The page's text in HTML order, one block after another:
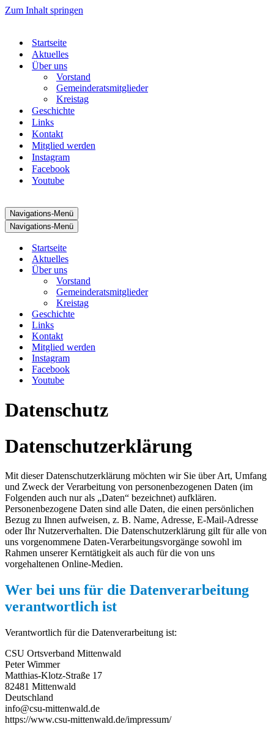
Zum Inhalt springen
Startseite
Aktuelles
Über uns
Vorstand
Gemeinderatsmitglieder
Kreistag
Geschichte
Links
Kontakt
Mitglied werden
Instagram
Facebook
Youtube
Navigations-Menü
Navigations-Menü
Startseite
Aktuelles
Über uns
Vorstand
Gemeinderatsmitglieder
Kreistag
Geschichte
Links
Kontakt
Mitglied werden
Instagram
Facebook
Youtube
Datenschutz
Datenschutzerklärung
Mit dieser Datenschutzerklärung möchten wir Sie über Art, Umfang
und Zweck der Verarbeitung von personenbezogenen Daten (im
Folgenden auch nur als „Daten“ bezeichnet) aufklären.
Personenbezogene Daten sind alle Daten, die einen persönlichen
Bezug zu Ihnen aufweisen, z. B. Name, Adresse, E-Mail-Adresse
oder Ihr Nutzerverhalten. Die Datenschutzerklärung gilt für alle von
uns vorgenommene Daten-Verarbeitungsvorgänge sowohl im
Rahmen unserer Kerntätigkeit als auch für die von uns
vorgehaltenen Online-Medien.
Wer bei uns für die Datenverarbeitung
verantwortlich ist
Verantwortlich für die Datenverarbeitung ist:
CSU Ortsverband Mittenwald
Peter Wimmer
Matthias-Klotz-Straße 17
82481 Mittenwald
Deutschland
info@csu-mittenwald.de
https://www.csu-mittenwald.de/impressum/